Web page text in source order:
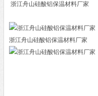
浙江舟山硅酸铝保温材料厂家
浙江舟山硅酸铝保温材料厂家